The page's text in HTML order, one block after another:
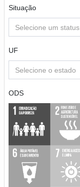
Situação
Selecione um status
UF
Selecione o estado
ODS